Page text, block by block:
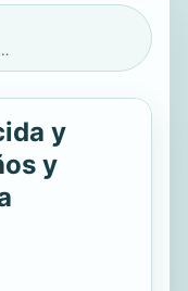
niños y jóvenes en la época franquista
y
y